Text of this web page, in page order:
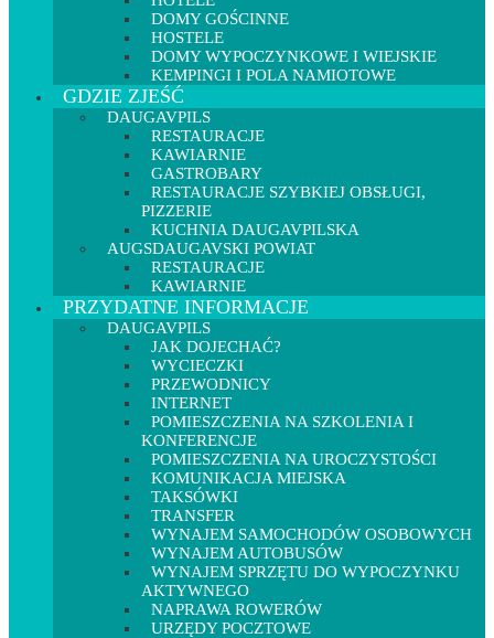
DOMY GOŚCINNE
HOSTELE
DOMY WYPOCZYNKOWE I WIEJSKIE
KEMPINGI I POLA NAMIOTOWE
GDZIE ZJEŚĆ
DAUGAVPILS
RESTAURACJE
KAWIARNIE
GASTROBARY
RESTAURACJE SZYBKIEJ OBSŁUGI,
PIZZERIE
KUCHNIA DAUGAVPILSKA
AUGSDAUGAVSKI POWIAT
RESTAURACJE
KAWIARNIE
PRZYDATNE INFORMACJE
DAUGAVPILS
JAK DOJECHAĆ?
WYCIECZKI
PRZEWODNICY
INTERNET
POMIESZCZENIA NA SZKOLENIA I
KONFERENCJE
POMIESZCZENIA NA UROCZYSTOŚCI
KOMUNIKACJA MIEJSKA
TAKSÓWKI
TRANSFER
WYNAJEM SAMOCHODÓW OSOBOWYCH
WYNAJEM AUTOBUSÓW
WYNAJEM SPRZĘTU DO WYPOCZYNKU
AKTYWNEGO
NAPRAWA ROWERÓW
URZĘDY POCZTOWE